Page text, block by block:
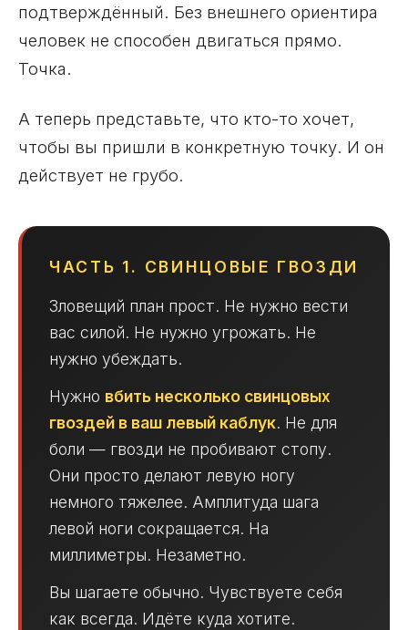
подтверждённый. Без внешнего ориентира
человек не способен двигаться прямо.
Точка.
А теперь представьте, что кто-то хочет,
чтобы вы пришли в конкретную точку. И он
действует не грубо.
ЧАСТЬ 1. СВИНЦОВЫЕ ГВОЗДИ
Зловещий план прост. Не нужно вести
вас силой. Не нужно угрожать. Не
нужно убеждать.
Нужно вбить несколько свинцовых
гвоздей в ваш левый каблук. Не для
боли — гвозди не пробивают стопу.
Они просто делают левую ногу
немного тяжелее. Амплитуда шага
левой ноги сокращается. На
миллиметры. Незаметно.
Вы шагаете обычно. Чувствуете себя
как всегда. Идёте куда хотите.